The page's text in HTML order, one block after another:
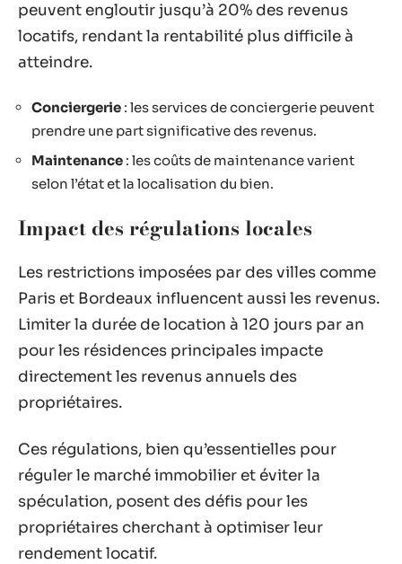
peuvent engloutir jusqu’à 20% des revenus
locatifs, rendant la rentabilité plus difficile à
atteindre.
Conciergerie : les services de conciergerie peuvent
prendre une part significative des revenus.
Maintenance : les coûts de maintenance varient
selon l’état et la localisation du bien.
Impact des régulations locales
Les restrictions imposées par des villes comme
Paris et Bordeaux influencent aussi les revenus.
Limiter la durée de location à 120 jours par an
pour les résidences principales impacte
directement les revenus annuels des
propriétaires.
Ces régulations, bien qu’essentielles pour
réguler le marché immobilier et éviter la
spéculation, posent des défis pour les
propriétaires cherchant à optimiser leur
rendement locatif.